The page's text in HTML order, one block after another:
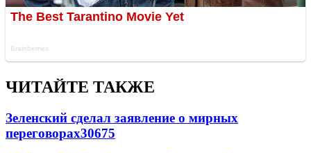
ЧИТАЙТЕ ТАКЖЕ
Зеленский сделал заявление о мирных
переговорах30675